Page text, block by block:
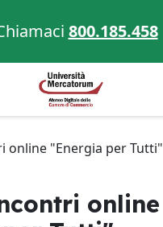
800.185.458
online "Energia per Tutti"
online